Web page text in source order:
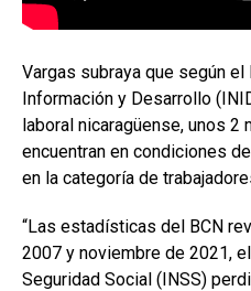
Vargas subraya que según
Información y Desarrollo
laboral nicaragüense, unos 2
encuentran en condiciones
en la categoría de
“Las estadísticas del BCN
2007 y noviembre de 2021,
Seguridad Social (INSS)